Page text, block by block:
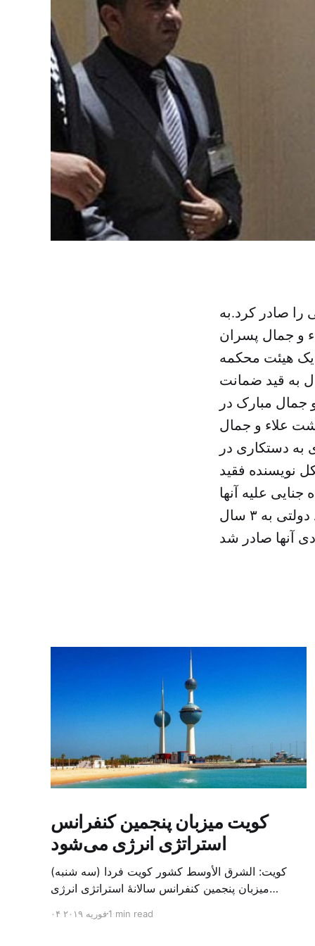
صادر کرد.به
و جمال پسران
یک هیئت محکمه
به قید ضمانت
علاء و جمال مبارک در
علاء و جمال
به دستکاری در
نویسنده فقید
علیه آنها
حکم صادر کرده است.مبارک و پسرانش در سال ۲۰۱۵ نیز به اتهام فساد دولتی به ۳ سال
کویت میزبان پنجمین کنفرانس
استراتژی انرژی می‌شود
کویت: الشرق الأوسط کشور کویت فردا (سه شنبه)
میزبان پنجمین کنفرانس سالانهٔ استراتژی انرژی
الشرق الاوسط، حدود ۳۰۰ متخصص از شرکت‌های
۰۴ فوریه ۲۰۱۹1 min read